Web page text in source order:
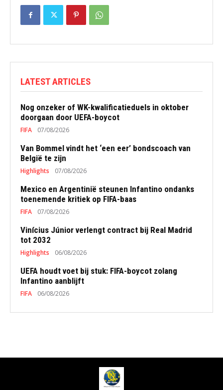
LATEST ARTICLES
Nog onzeker of WK-kwalificatieduels in oktober
doorgaan door UEFA-boycot
FIFA 07/08/2026
Van Bommel vindt het ‘een eer’ bondscoach van
België te zijn
Highlights 07/08/2026
Mexico en Argentinië steunen Infantino ondanks
toenemende kritiek op FIFA-baas
FIFA 07/08/2026
Vinícius Júnior verlengt contract bij Real Madrid
tot 2032
Highlights 06/08/2026
UEFA houdt voet bij stuk: FIFA-boycot zolang
Infantino aanblijft
FIFA 06/08/2026